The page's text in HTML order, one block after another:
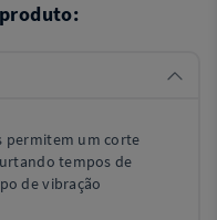
permitem um corte
tempos de
de vibração